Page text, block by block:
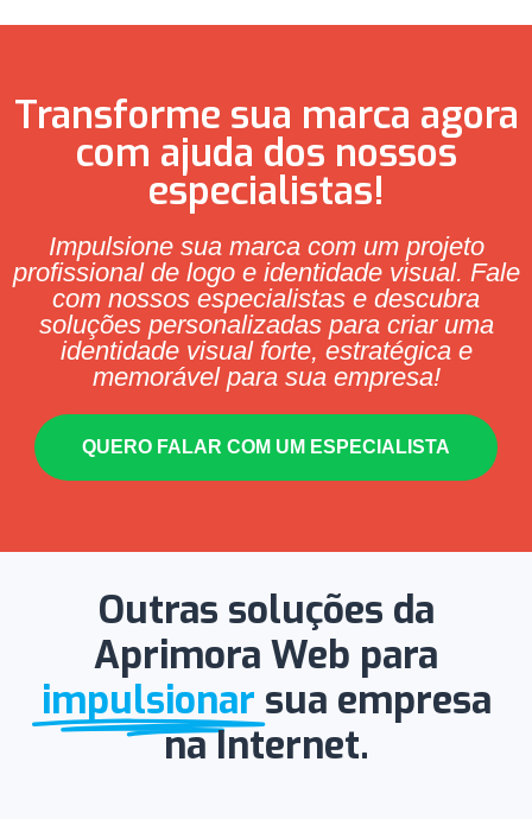
Transforme sua marca agora
com ajuda dos nossos
especialistas!
Impulsione sua marca com um projeto
profissional de logo e identidade visual. Fale
com nossos especialistas e descubra
soluções personalizadas para criar uma
identidade visual forte, estratégica e
memorável para sua empresa!
QUERO FALAR COM UM ESPECIALISTA
Outras soluções da
Aprimora Web para
impulsionar sua empresa
na Internet.